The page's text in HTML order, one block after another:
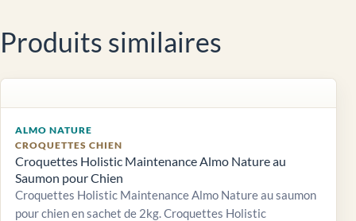
Produits similaires
ALMO NATURE
CROQUETTES CHIEN
Croquettes Holistic Maintenance Almo Nature au
Saumon pour Chien
Croquettes Holistic Maintenance Almo Nature au saumon
pour chien en sachet de 2kg. Croquettes Holistic